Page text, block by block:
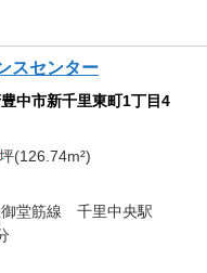
スセンター
中市新千里東町1丁目4
坪(126.74m²)
御堂筋線 千里中央駅